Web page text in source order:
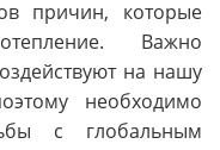
причин, которые
Важно
на нашу
необходимо
с глобальным